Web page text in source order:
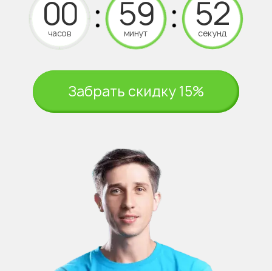
часов минут секунд
Забрать скидку 15%